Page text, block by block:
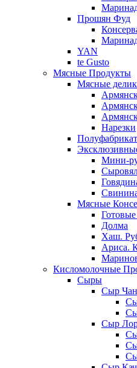
Прошян Фуд
YAN
te Gusto
Мясные Продукты
Мясные
Нарезки
Мини-
Мясные
Долма
Хаш.
Ариса.
Кисломолочные
Сыры
Сыр
Сыр